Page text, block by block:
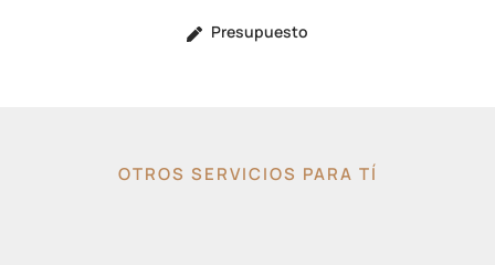
Presupuesto
OTROS SERVICIOS PARA TÍ